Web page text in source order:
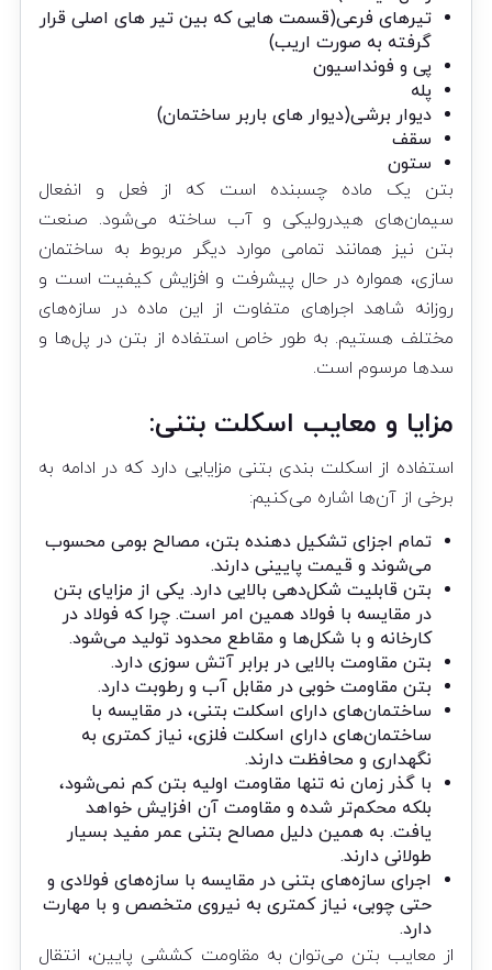
تیرهای فرعی(قسمت هایی که بین تیر های اصلی قرار
گرفته به صورت اریب)
پی و فونداسیون
پله
دیوار برشی(دیوار های باربر ساختمان)
سقف
ستون
بتن یک ماده چسبنده است که از فعل و انفعال
سیمان‌های هیدرولیکی و آب ساخته می‌شود. صنعت
بتن نیز همانند تمامی موارد دیگر مربوط به ساختمان
سازی، همواره در حال پیشرفت و افزایش کیفیت است و
روزانه شاهد اجراهای متفاوت از این ماده در سازه‌های
مختلف هستیم. به طور خاص استفاده از بتن در پل‌ها و
سدها مرسوم است.
مزایا و معایب اسکلت بتنی:
استفاده از اسکلت بندی بتنی مزایایی دارد که در ادامه به
برخی از آن‌ها اشاره می‌کنیم:
تمام اجزای تشکیل دهنده بتن، مصالح بومی محسوب
می‌شوند و قیمت پایینی دارند.
بتن قابلیت شکل‌دهی بالایی دارد. یکی از مزایای بتن
در مقایسه با فولاد همین امر است. چرا که فولاد در
کارخانه و با شکل‌ها و مقاطع محدود تولید می‌شود.
بتن مقاومت بالایی در برابر آتش سوزی دارد.
بتن مقاومت خوبی در مقابل آب و رطوبت دارد.
ساختمان‌های دارای اسکلت بتنی، در مقایسه با
ساختمان‌های دارای اسکلت فلزی، نیاز کمتری به
نگهداری و محافظت دارند.
با گذر زمان نه تنها مقاومت اولیه بتن کم نمی‌شود،
بلکه محکم‌تر شده و مقاومت آن افزایش خواهد
یافت. به همین دلیل مصالح بتنی عمر مفید بسیار
طولانی دارند.
اجرای سازه‌های بتنی در مقایسه با سازه‌های فولادی و
حتی چوبی، نیاز کمتری به نیروی متخصص و با مهارت
دارد.
از معایب بتن می‌توان به مقاومت کششی پایین، انتقال